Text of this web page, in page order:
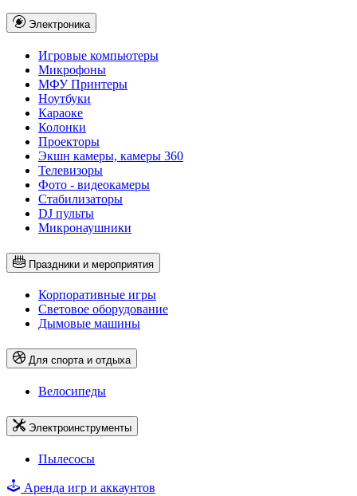
Электроника
Игровые компьютеры
Микрофоны
МФУ Принтеры
Ноутбуки
Караоке
Колонки
Проекторы
Экшн камеры, камеры 360
Телевизоры
Фото - видеокамеры
Стабилизаторы
DJ пульты
Микронаушники
Праздники и мероприятия
Корпоративные игры
Световое оборудование
Дымовые машины
Для спорта и отдыха
Велосипеды
Электроинструменты
Пылесосы
Аренда игр и аккаунтов